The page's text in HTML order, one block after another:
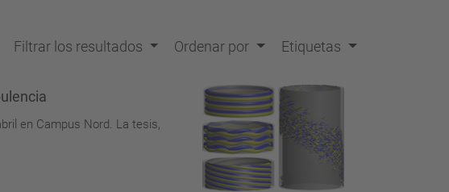
Filtrar los resultados Ordenar por Etiquetas
en Campus Nord. La tesis,